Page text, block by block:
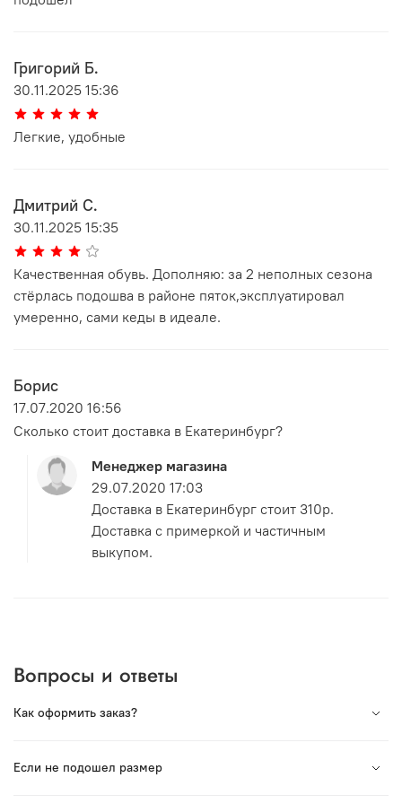
Григорий Б.
30.11.2025 15:36
Легкие, удобные
Дмитрий С.
30.11.2025 15:35
Качественная обувь. Дополняю: за 2 неполных сезона
стёрлась подошва в районе пяток,эксплуатировал
умеренно, сами кеды в идеале.
Борис
17.07.2020 16:56
Сколько стоит доставка в Екатеринбург?
Менеджер магазина
29.07.2020 17:03
Доставка в Екатеринбург стоит 310р.
Доставка с примеркой и частичным
выкупом.
Вопросы и ответы
Как оформить заказ?
произведена в России. Мы сотрудничаем с лучшими
Если не подошел размер